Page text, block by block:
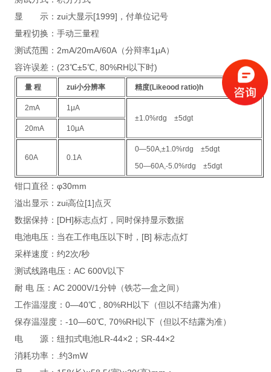
显 示：zui大显示[1999]，付单位记号
量程切换：手动三量程
测试范围：2mA/20mA/60A（分辩率1μA）
容许误差：(23℃±5℃, 80%RH以下时)
量 程 zui小分辨率 精度(Likeood ratio)h
2mA
1μA
±1.0%rdg ±5dgt
20mA
10μA
60A 0.1A
0—50A,±1.0%rdg ±5dgt
50—60A,-5.0%rdg ±5dgt
钳口直径：φ30mm
溢出显示：zui高位[1]点灭
数据保持：[DH]标志点灯，同时保持显示数据
电池电压：当在工作电压以下时，[B] 标志点灯
采样速度：约2次/秒
测试线路电压：AC 600V以下
耐 电 压：AC 2000V/1分钟（铁芯—盒之间）
工作温湿度：0—40℃ , 80%RH以下（但以不结露为准）
保存温湿度：-10—60℃, 70%RH以下（但以不结露为准）
电 源：纽扣式电池LR-44×2；SR-44×2
消耗功率：.约3mW